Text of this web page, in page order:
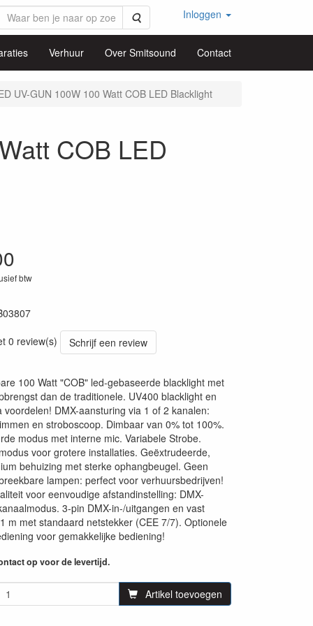
Zoeken Inloggen
Verhuur Over Smitsound Contact
UV-GUN 100W 100 Watt COB LED Blacklight
COB LED
btw
0 review(s)
Schrijf een review
100 Watt "COB" led-gebaseerde blacklight met
dan de traditionele. UV400 blacklight en
voordelen! DMX-aansturing via 1 of 2 kanalen:
en stroboscoop. Dimbaar van 0% tot 100%.
modus met interne mic. Variabele Strobe.
voor grotere installaties. Geëxtrudeerde,
behuizing met sterke ophangbeugel. Geen
lampen: perfect voor verhuursbedrijven!
voor eenvoudige afstandinstelling: DMX-
3-pin DMX-in-/uitgangen en vast
m met standaard netstekker (CEE 7/7). Optionele
voor gemakkelijke bediening!
op voor de levertijd.
Artikel toevoegen